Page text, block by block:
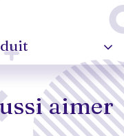
aimer